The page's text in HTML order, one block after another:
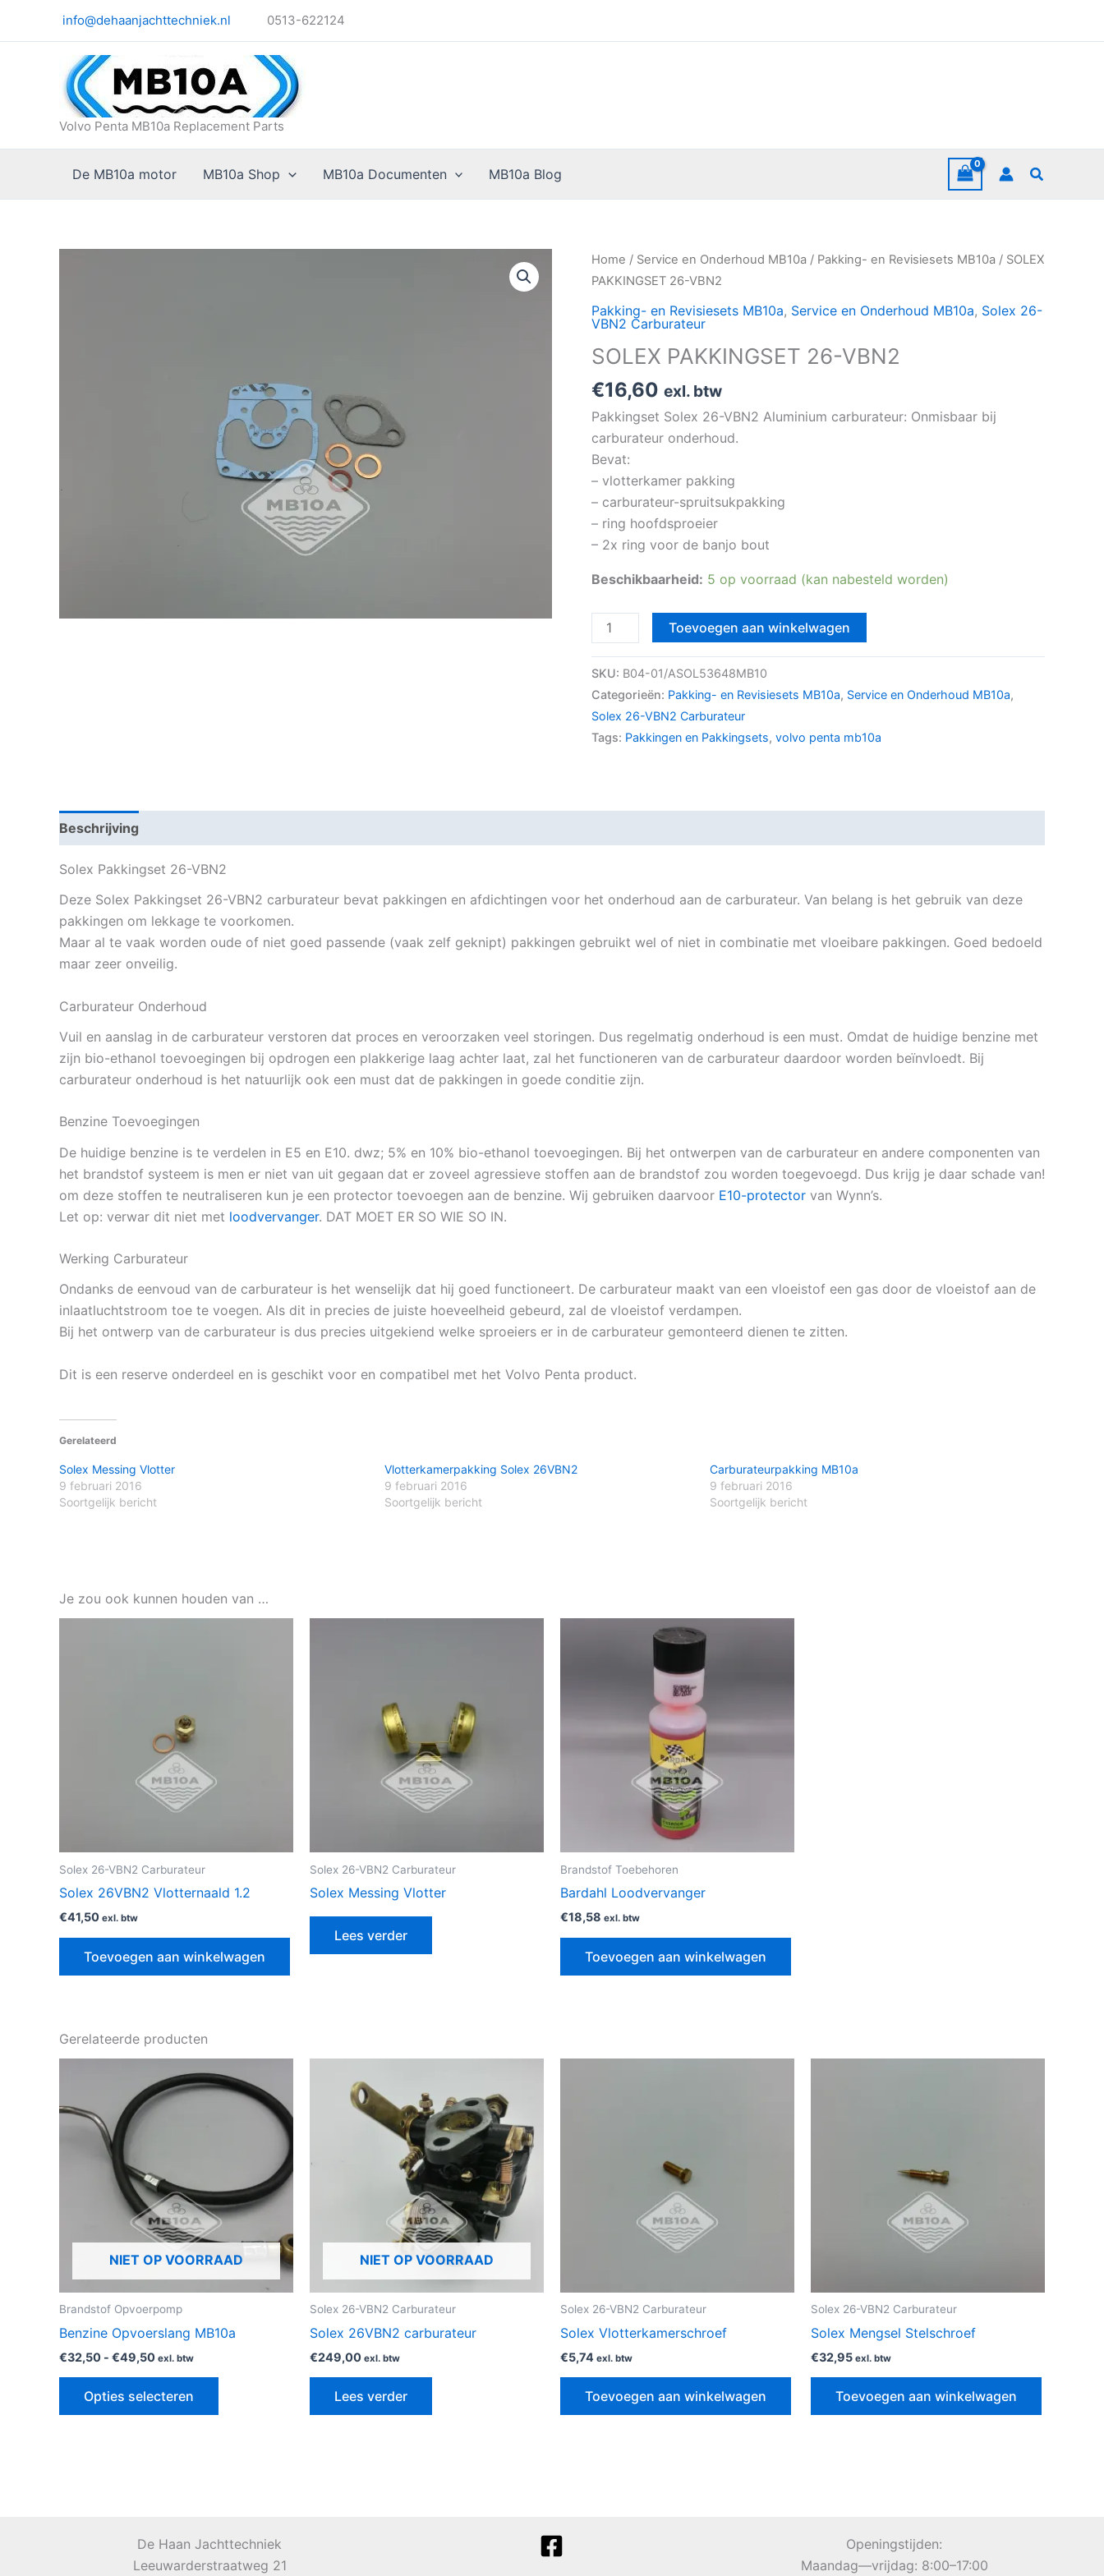
info@dehaanjachttechniek.nl 0513-622124
Volvo Penta MB10a Replacement Parts
De MB10a motor MB10a Shop MB10a Documenten MB10a Blog Zoeken
Home / Service en Onderhoud MB10a / Pakking- en Revisiesets MB10a / SOLEX
PAKKINGSET 26-VBN2
Pakking- en Revisiesets MB10a, Service en Onderhoud MB10a, Solex 26-
VBN2 Carburateur
SOLEX PAKKINGSET 26-VBN2
€16,60 exl. btw
Pakkingset Solex 26-VBN2 Aluminium carburateur: Onmisbaar bij
carburateur onderhoud.
Bevat:
– vlotterkamer pakking
– carburateur-spruitsukpakking
– ring hoofdsproeier
– 2x ring voor de banjo bout
Beschikbaarheid: 5 op voorraad (kan nabesteld worden)
SOLEX
PAKKINGSET
26-
VBN2
aantal
Toevoegen aan winkelwagen
SKU: B04-01/ASOL53648MB10
Categorieën: Pakking- en Revisiesets MB10a, Service en Onderhoud MB10a,
Solex 26-VBN2 Carburateur
Tags: Pakkingen en Pakkingsets, volvo penta mb10a
Beschrijving
Solex Pakkingset 26-VBN2
Deze Solex Pakkingset 26-VBN2 carburateur bevat pakkingen en afdichtingen voor het onderhoud aan de carburateur. Van belang is het gebruik van deze
pakkingen om lekkage te voorkomen.
Maar al te vaak worden oude of niet goed passende (vaak zelf geknipt) pakkingen gebruikt wel of niet in combinatie met vloeibare pakkingen. Goed bedoeld
maar zeer onveilig.
Carburateur Onderhoud
Vuil en aanslag in de carburateur verstoren dat proces en veroorzaken veel storingen. Dus regelmatig onderhoud is een must. Omdat de huidige benzine met
zijn bio-ethanol toevoegingen bij opdrogen een plakkerige laag achter laat, zal het functioneren van de carburateur daardoor worden beïnvloedt. Bij
carburateur onderhoud is het natuurlijk ook een must dat de pakkingen in goede conditie zijn.
Benzine Toevoegingen
De huidige benzine is te verdelen in E5 en E10. dwz; 5% en 10% bio-ethanol toevoegingen. Bij het ontwerpen van de carburateur en andere componenten van
het brandstof systeem is men er niet van uit gegaan dat er zoveel agressieve stoffen aan de brandstof zou worden toegevoegd. Dus krijg je daar schade van!
om deze stoffen te neutraliseren kun je een protector toevoegen aan de benzine. Wij gebruiken daarvoor E10-protector van Wynn’s.
Let op: verwar dit niet met loodvervanger. DAT MOET ER SO WIE SO IN.
Werking Carburateur
Ondanks de eenvoud van de carburateur is het wenselijk dat hij goed functioneert. De carburateur maakt van een vloeistof een gas door de vloeistof aan de
inlaatluchtstroom toe te voegen. Als dit in precies de juiste hoeveelheid gebeurd, zal de vloeistof verdampen.
Bij het ontwerp van de carburateur is dus precies uitgekiend welke sproeiers er in de carburateur gemonteerd dienen te zitten.
Dit is een reserve onderdeel en is geschikt voor en compatibel met het Volvo Penta product.
Gerelateerd
Solex Messing Vlotter
9 februari 2016
Soortgelijk bericht
Vlotterkamerpakking Solex 26VBN2
9 februari 2016
Soortgelijk bericht
Carburateurpakking MB10a
9 februari 2016
Soortgelijk bericht
Je zou ook kunnen houden van …
Solex 26-VBN2 Carburateur
Solex 26VBN2 Vlotternaald 1.2
€41,50 exl. btw
Toevoegen aan winkelwagen
Solex 26-VBN2 Carburateur
Solex Messing Vlotter
Lees verder
Brandstof Toebehoren
Bardahl Loodvervanger
€18,58 exl. btw
Toevoegen aan winkelwagen
Gerelateerde producten
NIET OP VOORRAAD
Brandstof Opvoerpomp
Benzine Opvoerslang MB10a
€32,50 - €49,50
€32,50
tot
€49,50
exl. btw
Opties selecteren
product
optie
kan
gekozen
worden
op
productpagina
NIET OP VOORRAAD
Solex 26-VBN2 Carburateur
Solex 26VBN2 carburateur
€249,00 exl. btw
Lees verder
Solex 26-VBN2 Carburateur
Solex Vlotterkamerschroef
€5,74 exl. btw
Toevoegen aan winkelwagen
Solex 26-VBN2 Carburateur
Solex Mengsel Stelschroef
€32,95 exl. btw
Toevoegen aan winkelwagen
De Haan Jachttechniek
Leeuwarderstraatweg 21
Openingstijden:
Maandag—vrijdag: 8:00–17:00